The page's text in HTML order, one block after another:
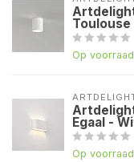
Op voorraad
Egaal -
Op voorraad